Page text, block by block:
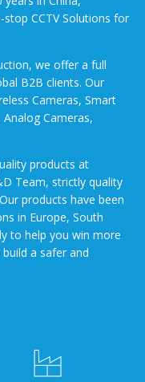
CCTV Solutions for
we offer a full
B2B clients. Our
Cameras, Smart
Cameras,
products at
Team, strictly quality
products have been
in Europe, South
to help you win more
a safer and